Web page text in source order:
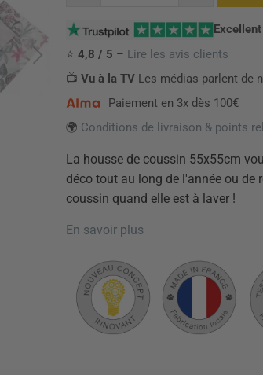
Excellent
⭐ 4,8 / 5 – Lire les avis clients
📺 Vu à la TV Les médias parlent de
Paiement en 3x dès 100€
🌍 Conditions de livraison & points
La housse de coussin 55x55cm
déco tout au long de l'année ou de
coussin quand elle est à laver !
En savoir plus